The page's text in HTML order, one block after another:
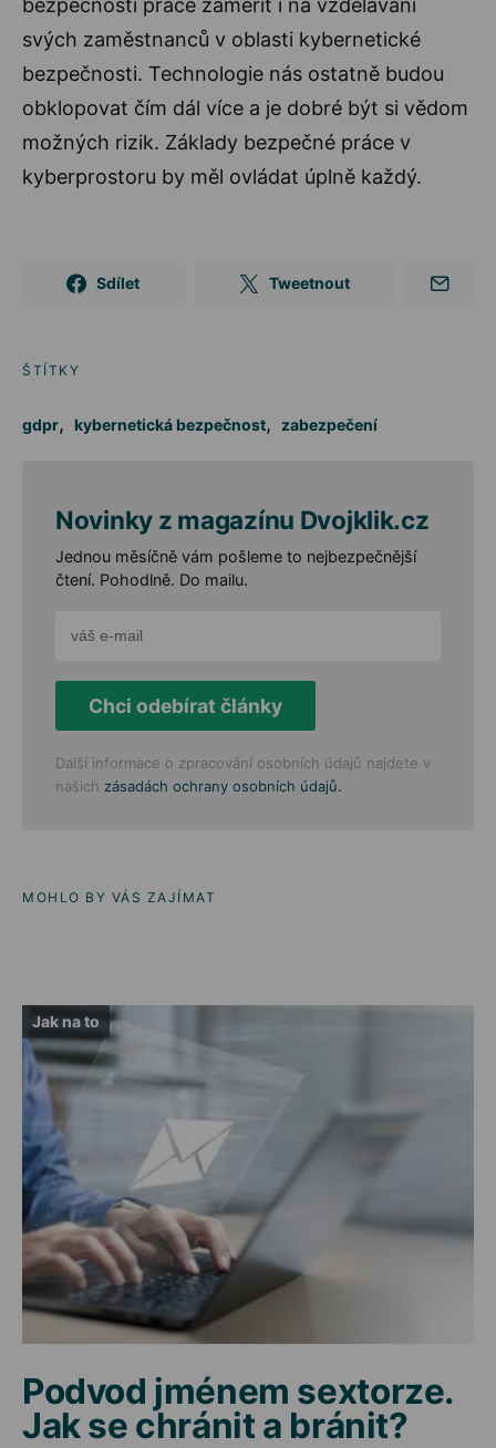
svých zaměstnanců v oblasti kybernetické
bezpečnosti. Technologie nás ostatně budou
obklopovat čím dál více a je dobré být si vědom
možných rizik. Základy bezpečné práce v
kyberprostoru by měl ovládat úplně každý.
Sdílet Tweetnout
ŠTÍTKY
gdpr, kybernetická bezpečnost, zabezpečení
Novinky z magazínu Dvojklik.cz
Jednou měsíčně vám pošleme to nejbezpečnější
čtení. Pohodlně. Do mailu.
Chci odebírat články
Další informace o zpracování osobních údajů najdete v
našich zásadách ochrany osobních údajů.
MOHLO BY VÁS ZAJÍMAT
Jak na to
Podvod jménem sextorze.
Jak se chránit a bránit?